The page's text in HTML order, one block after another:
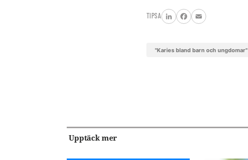
TIPSA
LinkedInFacebook
Email
"Karies bland barn och ungdomar"
Upptäck mer